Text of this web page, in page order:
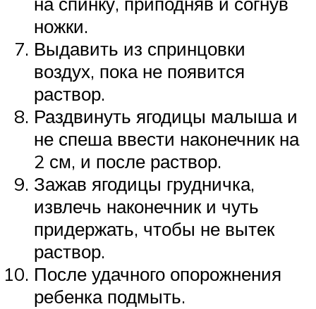
ножки.
Выдавить из спринцовки
воздух, пока не появится
раствор.
Раздвинуть ягодицы малыша и
не спеша ввести наконечник на
2 см, и после раствор.
Зажав ягодицы грудничка,
извлечь наконечник и чуть
придержать, чтобы не вытек
раствор.
После удачного опорожнения
ребенка подмыть.